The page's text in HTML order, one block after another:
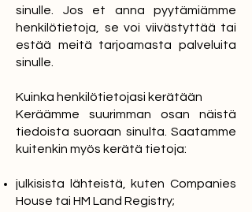
sinulle. Jos et anna pyytämiämme
henkilötietoja, se voi viivästyttää tai
estää meitä tarjoamasta palveluita
sinulle.
Kuinka henkilötietojasi kerätään
Keräämme suurimman osan näistä
tiedoista suoraan sinulta. Saatamme
kuitenkin myös kerätä tietoja:
julkisista lähteistä, kuten Companies
House tai HM Land Registry;